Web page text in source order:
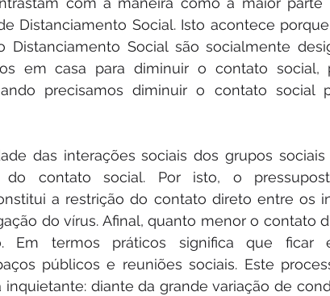
Distanciamento Social. Isto acontece
Social são socialmente
em casa para diminuir o contato social,
precisamos diminuir o contato social
das interações sociais dos grupos
do contato social. Por isto, o
a restrição do contato direto entre os
do vírus. Afinal, quanto menor o contato
Em termos práticos significa que ficar
públicos e reuniões sociais. Este
diante da grande variação de